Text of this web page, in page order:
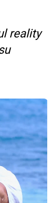
reality